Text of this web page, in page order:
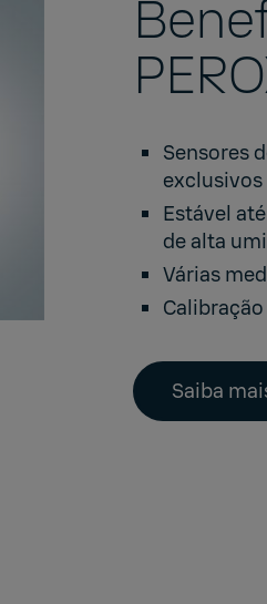
Sensores
Estável
de alta
Várias
Saiba